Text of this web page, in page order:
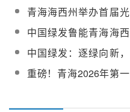
西基地100MW光热工程
熔盐采购成交结果公示
青海海西州举办首届光
热行业职工职业技能竞
赛
中国绿发鲁能青海海西
多能互补光热电站：逐
光而行的绿色答卷
中国绿发：逐绿向新，
绘就高质量发展新图景
重磅！青海2026年第一